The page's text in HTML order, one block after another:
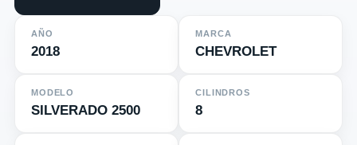
AÑO
2018
MARCA
CHEVROLET
MODELO
SILVERADO 2500
CILINDROS
8